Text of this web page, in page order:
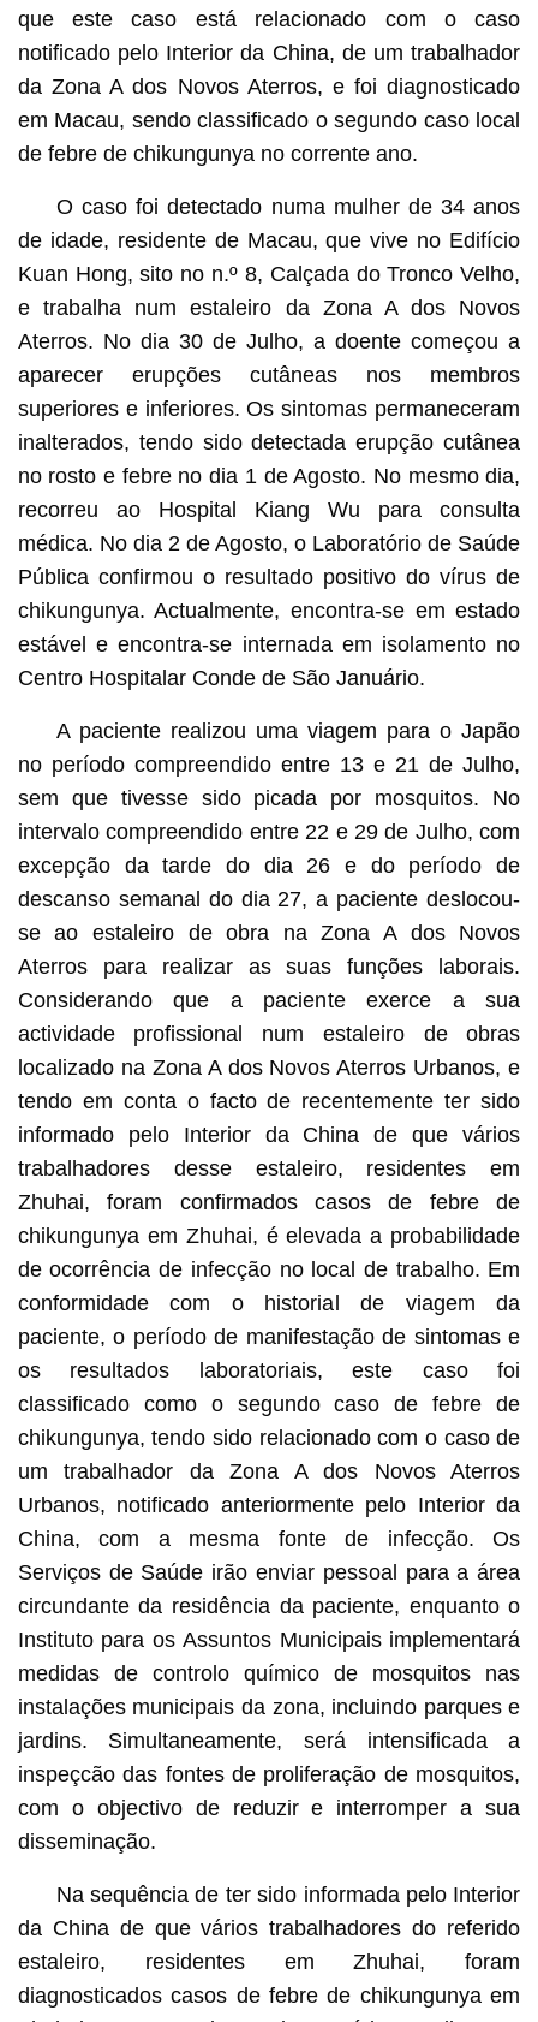
que este caso está relacionado com o caso
notificado pelo Interior da China, de um trabalhador
da Zona A dos Novos Aterros, e foi diagnosticado
em Macau, sendo classificado o segundo caso local
de febre de chikungunya no corrente ano.
O caso foi detectado numa mulher de 34 anos
de idade, residente de Macau, que vive no Edifício
Kuan Hong, sito no n.º 8, Calçada do Tronco Velho,
e trabalha num estaleiro da Zona A dos Novos
Aterros. No dia 30 de Julho, a doente começou a
aparecer erupções cutâneas nos membros
superiores e inferiores. Os sintomas permaneceram
inalterados, tendo sido detectada erupção cutânea
no rosto e febre no dia 1 de Agosto. No mesmo dia,
recorreu ao Hospital Kiang Wu para consulta
médica. No dia 2 de Agosto, o Laboratório de Saúde
Pública confirmou o resultado positivo do vírus de
chikungunya. Actualmente, encontra-se em estado
estável e encontra-se internada em isolamento no
Centro Hospitalar Conde de São Januário.
A paciente realizou uma viagem para o Japão
no período compreendido entre 13 e 21 de Julho,
sem que tivesse sido picada por mosquitos. No
intervalo compreendido entre 22 e 29 de Julho, com
excepção da tarde do dia 26 e do período de
descanso semanal do dia 27, a paciente deslocou-
se ao estaleiro de obra na Zona A dos Novos
Aterros para realizar as suas funções laborais.
Considerando que a paciente exerce a sua
actividade profissional num estaleiro de obras
localizado na Zona A dos Novos Aterros Urbanos, e
tendo em conta o facto de recentemente ter sido
informado pelo Interior da China de que vários
trabalhadores desse estaleiro, residentes em
Zhuhai, foram confirmados casos de febre de
chikungunya em Zhuhai, é elevada a probabilidade
de ocorrência de infecção no local de trabalho. Em
conformidade com o historial de viagem da
paciente, o período de manifestação de sintomas e
os resultados laboratoriais, este caso foi
classificado como o segundo caso de febre de
chikungunya, tendo sido relacionado com o caso de
um trabalhador da Zona A dos Novos Aterros
Urbanos, notificado anteriormente pelo Interior da
China, com a mesma fonte de infecção. Os
Serviços de Saúde irão enviar pessoal para a área
circundante da residência da paciente, enquanto o
Instituto para os Assuntos Municipais implementará
medidas de controlo químico de mosquitos nas
instalações municipais da zona, incluindo parques e
jardins. Simultaneamente, será intensificada a
inspeçcão das fontes de proliferação de mosquitos,
com o objectivo de reduzir e interromper a sua
disseminação.
Na sequência de ter sido informada pelo Interior
da China de que vários trabalhadores do referido
estaleiro, residentes em Zhuhai, foram
diagnosticados casos de febre de chikungunya em